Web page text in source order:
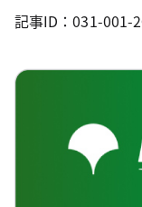
記事ID：031-001-